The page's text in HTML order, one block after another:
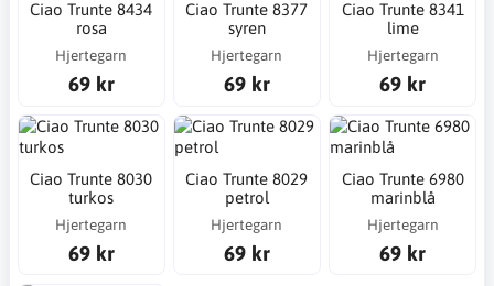
Ciao Trunte 8434
rosa
Hjertegarn
69 kr
Ciao Trunte 8377
syren
Hjertegarn
69 kr
Ciao Trunte 8341
lime
Hjertegarn
69 kr
Ciao Trunte 8030
turkos
Hjertegarn
69 kr
Ciao Trunte 8029
petrol
Hjertegarn
69 kr
Ciao Trunte 6980
marinblå
Hjertegarn
69 kr